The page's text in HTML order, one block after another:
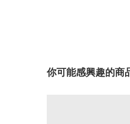
你可能感興趣的商